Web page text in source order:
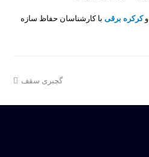
وکرکره برقی با کارشناسان حفاظ سازه
next
گچبری سقف